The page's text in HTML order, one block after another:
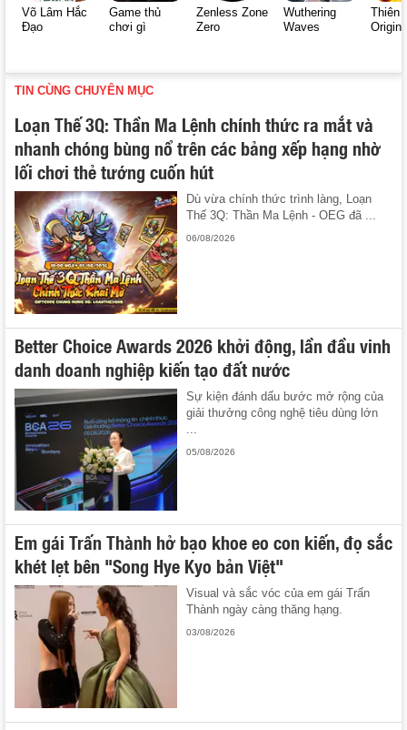
Võ Lâm Hắc
Đạo
Game thủ
chơi gì
Zenless Zone
Zero
Wuthering
Waves
Thiên
Origin
TIN CÙNG CHUYÊN MỤC
Loạn Thế 3Q: Thần Ma Lệnh chính thức ra mắt và
nhanh chóng bùng nổ trên các bảng xếp hạng nhờ
lối chơi thẻ tướng cuốn hút
Dù vừa chính thức trình làng, Loạn
Thế 3Q: Thần Ma Lệnh - OEG đã ...
06/08/2026
Better Choice Awards 2026 khởi động, lần đầu vinh
danh doanh nghiệp kiến tạo đất nước
Sự kiện đánh dấu bước mở rộng của
giải thưởng công nghệ tiêu dùng lớn
05/08/2026
Em gái Trấn Thành hở bạo khoe eo con kiến, đọ sắc
khét lẹt bên "Song Hye Kyo bản Việt"
Visual và sắc vóc của em gái Trấn
Thành ngày càng thăng hạng.
03/08/2026